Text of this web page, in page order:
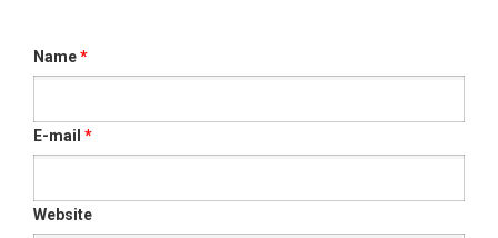
Name*
E-mail *
Website